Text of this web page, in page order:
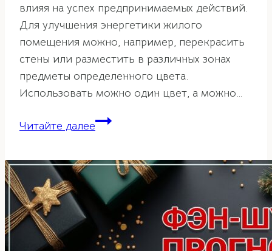
влияя на успех предпринимаемых действий.
Для улучшения энергетики жилого
помещения можно, например, перекрасить
стены или разместить в различных зонах
предметы определенного цвета.
Использовать можно один цвет, а можно…
Читайте далееЗначение
комнат
по
фэн-